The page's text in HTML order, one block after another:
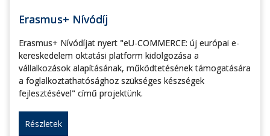
Erasmus+ Nívódíj
Erasmus+ Nívódíjat nyert "eU-COMMERCE: új európai e-
kereskedelem oktatási platform kidolgozása a
vállalkozások alapításának, működtetésének támogatására
a foglalkoztathatósághoz szükséges készségek
fejlesztésével" című projektünk.
Részletek